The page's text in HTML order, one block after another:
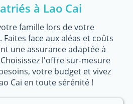
à Lao Cai
famille lors de votre
face aux aléas et coûts
une assurance adaptée à
l'offre sur-mesure
votre budget et vivez
Cai en toute sérénité !